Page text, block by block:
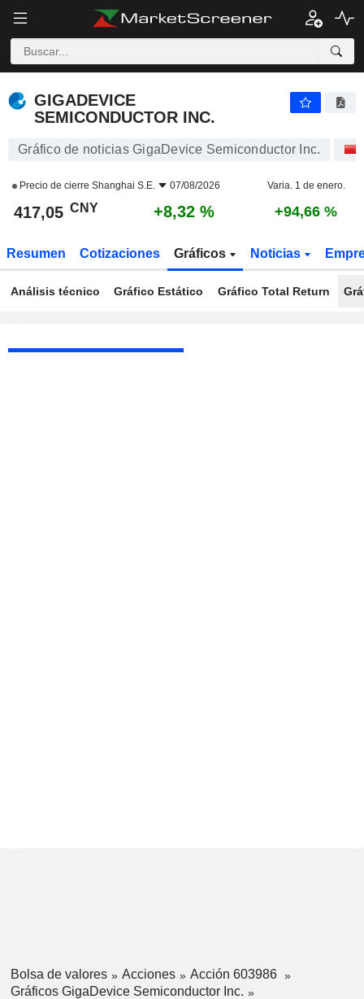
GIGADEVICE
SEMICONDUCTOR INC.
Gráfico de noticias GigaDevice Semiconductor Inc.
Precio de cierre Shanghai S.E. 07/08/2026 Varia. 1 de enero.
417,05 CNY +8,32 % +94,66 %
Resumen Cotizaciones Gráficos Noticias
Análisis técnico Gráfico Estático Gráfico Total Return
Bolsa de valores Acciones
Acción 603986
Gráficos GigaDevice Semiconductor Inc.